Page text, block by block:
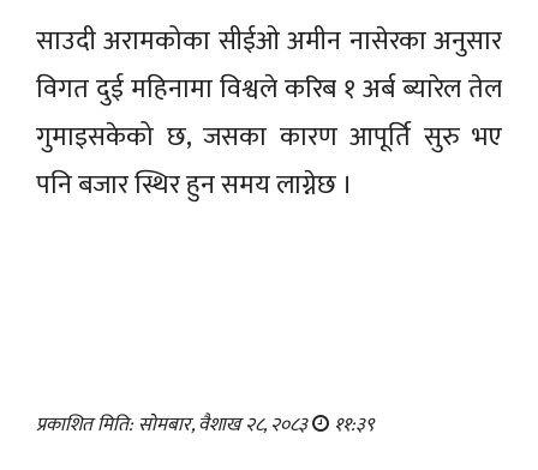
साउदी अरामकोका सीईओ अमीन नासेरका अनुसार
विगत दुई महिनामा विश्वले करिब १ अर्ब ब्यारेल तेल
गुमाइसकेको छ, जसका कारण आपूर्ति सुरु भए
पनि बजार स्थिर हुन समय लाग्नेछ ।
प्रकाशित मिति: सोमबार, वैशाख २८, २०८३ ११:३९